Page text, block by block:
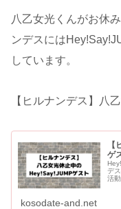
八乙女光くんがお休
ンデスには
しています。
【ヒルナンデス】八
ゲ
デス
活
kosodate-and.net